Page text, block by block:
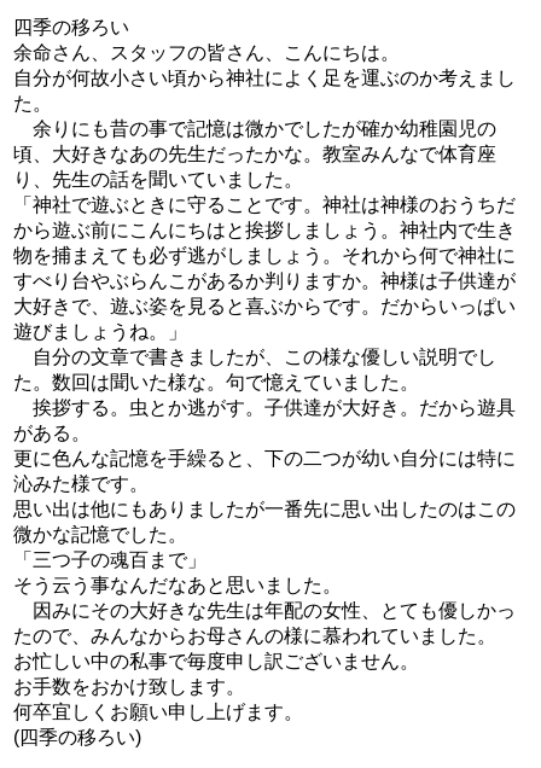
四季の移ろい
余命さん、スタッフの皆さん、こんにちは。
自分が何故小さい頃から神社によく足を運ぶのか考えまし
た。
余りにも昔の事で記憶は微かでしたが確か幼稚園児の
頃、大好きなあの先生だったかな。教室みんなで体育座
り、先生の話を聞いていました。
「神社で遊ぶときに守ることです。神社は神様のおうちだ
から遊ぶ前にこんにちはと挨拶しましょう。神社内で生き
物を捕まえても必ず逃がしましょう。それから何で神社に
すべり台やぶらんこがあるか判りますか。神様は子供達が
大好きで、遊ぶ姿を見ると喜ぶからです。だからいっぱい
遊びましょうね。」
自分の文章で書きましたが、この様な優しい説明でし
た。数回は聞いた様な。句で憶えていました。
挨拶する。虫とか逃がす。子供達が大好き。だから遊具
がある。
更に色んな記憶を手繰ると、下の二つが幼い自分には特に
沁みた様です。
思い出は他にもありましたが一番先に思い出したのはこの
微かな記憶でした。
「三つ子の魂百まで」
そう云う事なんだなあと思いました。
因みにその大好きな先生は年配の女性、とても優しかっ
たので、みんなからお母さんの様に慕われていました。
お忙しい中の私事で毎度申し訳ございません。
お手数をおかけ致します。
何卒宜しくお願い申し上げます。
(四季の移ろい)